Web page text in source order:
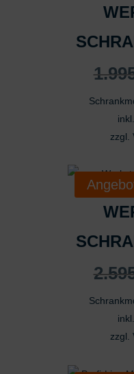
zzgl.
zzgl.